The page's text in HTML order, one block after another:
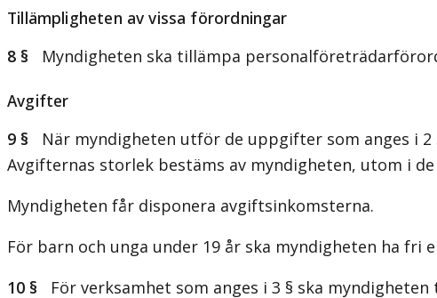
Tillämpligheten av vissa förordningar
8 § Myndigheten ska tillämpa
Avgifter
9 § När myndigheten utför de uppgifter som anges i
Avgifternas storlek bestäms av myndigheten, utom i
Myndigheten får disponera avgiftsinkomsterna.
För barn och unga under 19 år ska myndigheten ha fri
10 § För verksamhet som anges i 3 § ska